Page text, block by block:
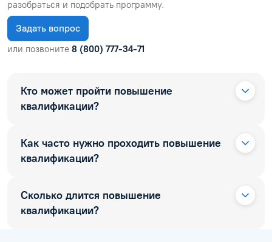
разобраться и подобрать программу.
Задать вопрос
или позвоните 8 (800) 777-34-71
Кто может пройти повышение
квалификации?
Как часто нужно проходить повышение
квалификации?
Сколько длится повышение
квалификации?